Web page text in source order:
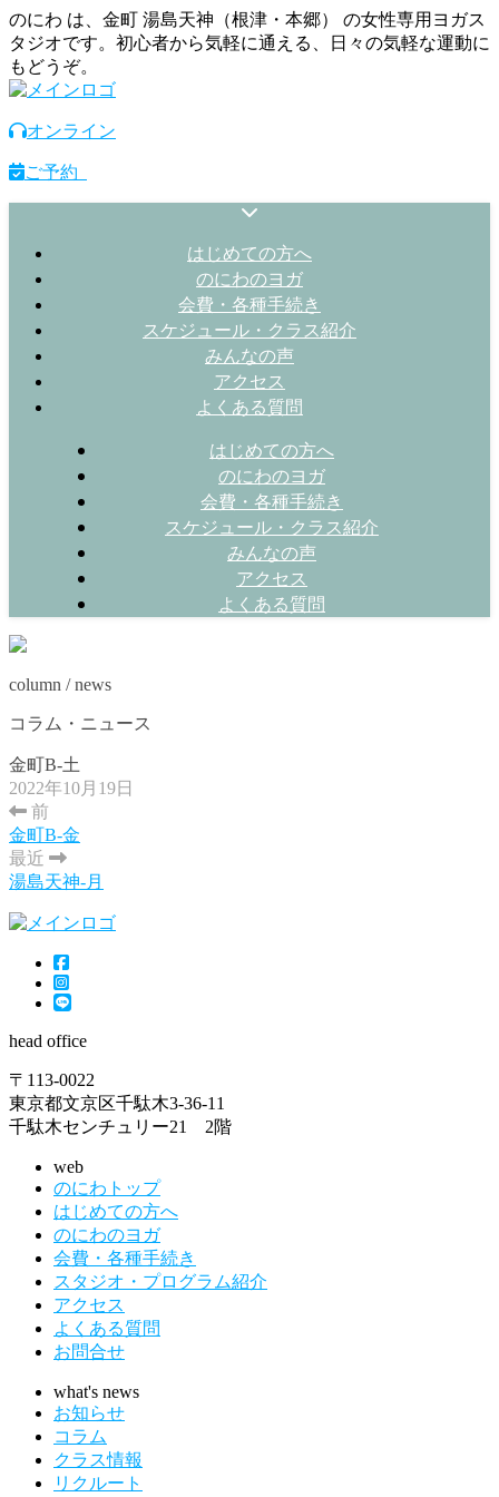
のにわ は、金町 湯島天神（根津・本郷） の女性専用ヨガス
タジオです。初心者から気軽に通える、日々の気軽な運動に
もどうぞ。
オンライン
ご予約
はじめての方へ
のにわのヨガ
会費・各種手続き
スケジュール・クラス紹介
みんなの声
アクセス
よくある質問
はじめての方へ
のにわのヨガ
会費・各種手続き
スケジュール・クラス紹介
みんなの声
アクセス
よくある質問
column / news
コラム・ニュース
金町B-土
2022年10月19日
前
金町B-金
最近
湯島天神-月
head office
〒113-0022
東京都文京区千駄木3-36-11
千駄木センチュリー21 2階
web
のにわトップ
はじめての方へ
のにわのヨガ
会費・各種手続き
スタジオ・プログラム紹介
アクセス
よくある質問
お問合せ
what's news
お知らせ
コラム
クラス情報
リクルート